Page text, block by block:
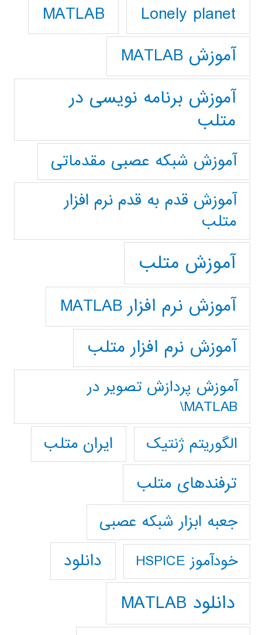
Lonely planet
MATLAB
آموزش MATLAB
آموزش برنامه نویسی در
متلب
آموزش شبکه عصبی مقدماتی
آموزش قدم به قدم نرم افزار
متلب
آموزش متلب
آموزش نرم افزار MATLAB
آموزش نرم افزار متلب
آموزش پردازش تصوير در
MATLAB\
الگوریتم ژنتیک
ایران متلب
ترفندهای متلب
جعبه ابزار شبکه عصبی
خودآموز HSPICE دانلود
دانلود MATLAB